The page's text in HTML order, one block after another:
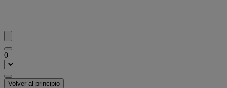
0
Volver al principio